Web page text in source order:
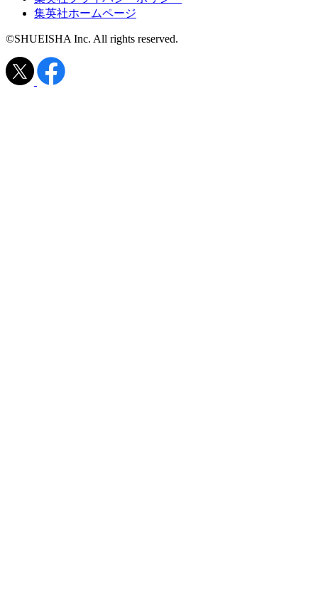
集英社ホームページ
©SHUEISHA Inc. All rights reserved.